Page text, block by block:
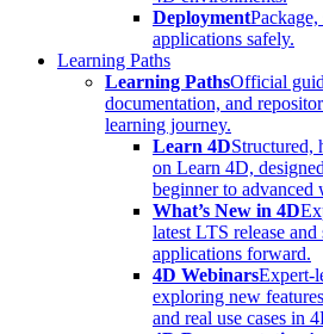
Deployment
applications safely.
Learning Paths
Learning PathsOfficial
documentation, and
learning journey.
Learn 4DStructured,
on Learn 4D,
beginner to advanced
What’s New in 4D
latest LTS release
applications forward.
4D WebinarsExpert-
exploring new
and real use cases in